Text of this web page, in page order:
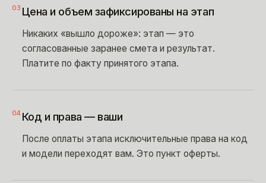
03 Цена и объем зафиксированы на этап
Никаких «вышло дороже»: этап — это
согласованные заранее смета и результат.
Платите по факту принятого этапа.
04 Код и права — ваши
После оплаты этапа исключительные права на код
и модели переходят вам. Это пункт оферты.